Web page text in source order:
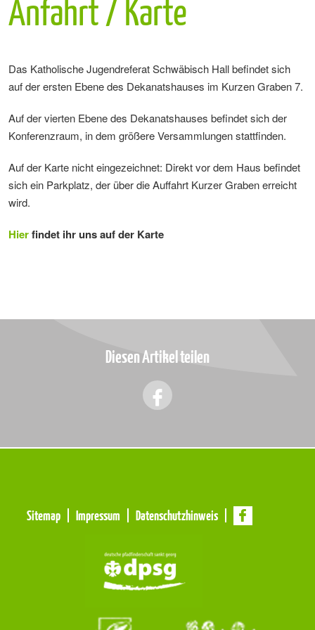
Anfahrt / Karte
Das Katholische Jugendreferat Schwäbisch Hall befindet sich
auf der ersten Ebene des Dekanatshauses im Kurzen Graben 7.
Auf der vierten Ebene des Dekanatshauses befindet sich der
Konferenzraum, in dem größere Versammlungen stattfinden.
Auf der Karte nicht eingezeichnet: Direkt vor dem Haus befindet
sich ein Parkplatz, der über die Auffahrt Kurzer Graben erreicht
wird.
Hierfindet ihr uns auf der Karte
Diesen Artikel teilen
Navigation
Navigation
Sitemap Impressum Datenschutzhinweis